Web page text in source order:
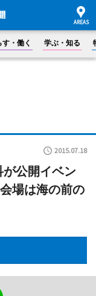
す・働く 学ぶ・知る
2015.07.18
公開イベン
場は海の前の